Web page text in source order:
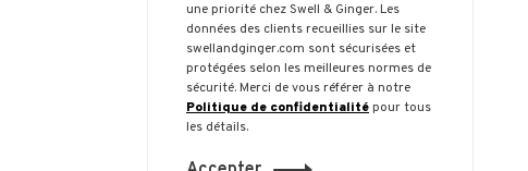
une priorité chez Swell & Ginger. Les
données des clients recueillies sur le site
swellandginger.com sont sécurisées et
protégées selon les meilleures normes de
sécurité. Merci de vous référer à notre
Politique de confidentialitépour tous
les détails.